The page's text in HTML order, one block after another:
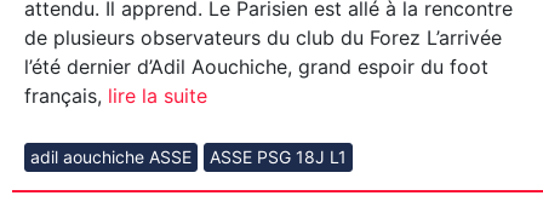
attendu. Il apprend. Le Parisien est allé à la rencontre
de plusieurs observateurs du club du Forez L’arrivée
l’été dernier d’Adil Aouchiche, grand espoir du foot
français, lire la suite
adil aouchiche ASSE ASSE PSG 18J L1